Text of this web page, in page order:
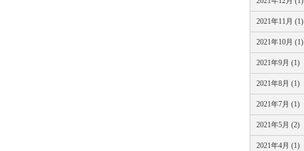
2021年11月 (1)
2021年10月 (1)
2021年9月 (1)
2021年8月 (1)
2021年7月 (1)
2021年5月 (2)
2021年4月 (1)